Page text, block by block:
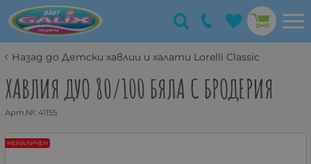
Назад до Детски хавлии и халати Lorelli Classic
ХАВЛИЯ ДУО 80/100 БЯЛА С БРОДЕРИЯ
Арт.№: 41155
НЕНАЛИЧЕН